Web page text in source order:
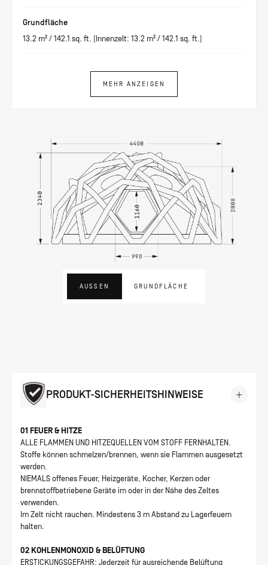
Grundfläche
13.2 m² /142.1sq. ft. (Innenzelt:13.2 m² /142.1sq. ft.)
MEHR ANZEIGEN
AUSSEN GRUNDFLÄCHE
PRODUKT-SICHERHEITSHINWEISE
01 FEUER & HITZE
ALLE FLAMMEN UND HITZEQUELLEN VOM STOFF FERNHALTEN.
Stoffe können schmelzen/brennen, wenn sie Flammen ausgesetzt
werden.
NIEMALS offenes Feuer, Heizgeräte, Kocher, Kerzen oder
brennstoffbetriebene Geräte im oder in der Nähe des Zeltes
verwenden.
Im Zelt nicht rauchen. Mindestens 3 m Abstand zu Lagerfeuern
halten.
02 KOHLENMONOXID & BELÜFTUNG
ERSTICKUNGSGEFAHR: Jederzeit für ausreichende Belüftung